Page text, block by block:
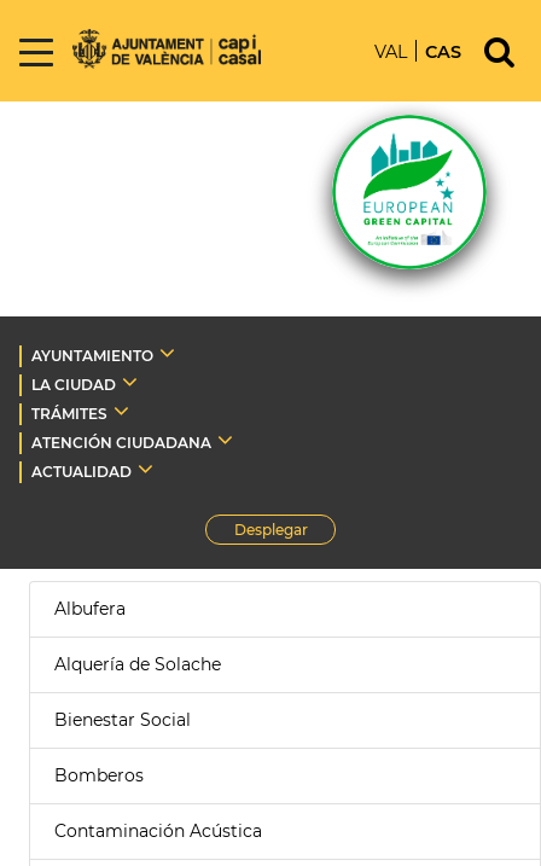
VAL CAS
AYUNTAMIENTO
LA CIUDAD
TRÁMITES
ATENCIÓN CIUDADANA
ACTUALIDAD
Desplegar
Albufera
Alquería de Solache
Bienestar Social
Bomberos
Contaminación Acústica